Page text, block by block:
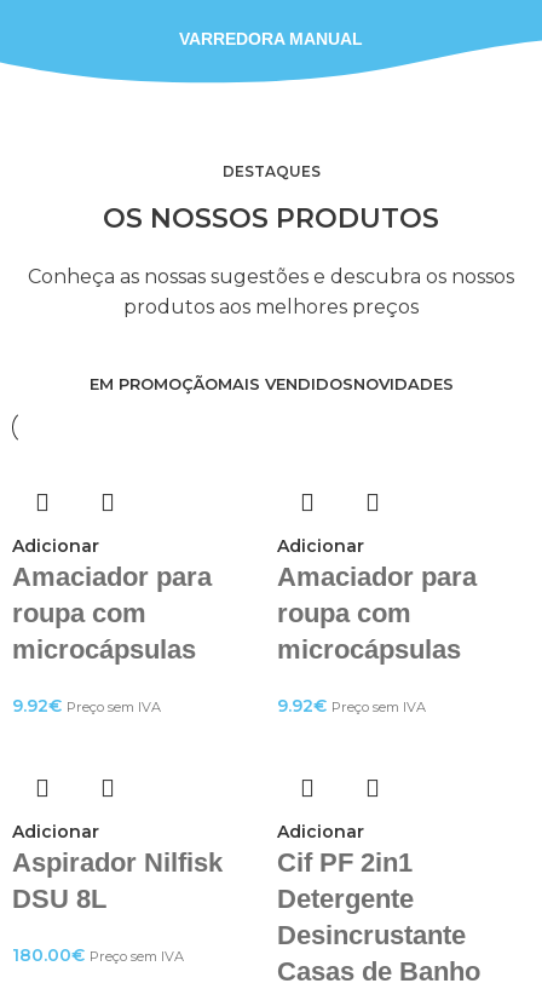
VARREDORA MANUAL
DESTAQUES
OS NOSSOS PRODUTOS
Conheça as nossas sugestões e descubra os nossos
produtos aos melhores preços
EM PROMOÇÃOMAIS VENDIDOSNOVIDADES
Adicionar
Amaciador para
roupa com
microcápsulas
9.92€ Preço sem IVA
Adicionar
Amaciador para
roupa com
microcápsulas
9.92€ Preço sem IVA
Adicionar
Aspirador Nilfisk
DSU 8L
180.00€ Preço sem IVA
Adicionar
Cif PF 2in1
Detergente
Desincrustante
Casas de Banho